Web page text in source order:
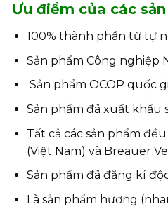
Ưu điểm của các
100% thành phần từ tự
Sản phẩm Công nghiệp
Sản phẩm OCOP quốc
Sản phẩm đã xuất khẩu
Tất cả các sản phẩm
(Việt Nam) và Breauer
Sản phẩm đã đăng kí
Là sản phẩm hương